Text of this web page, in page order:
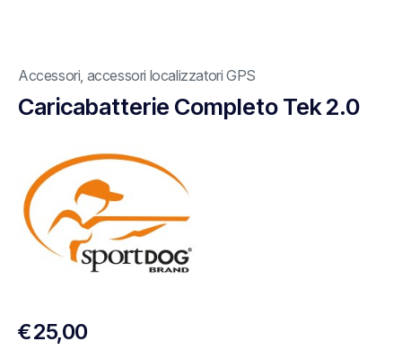
Accessori accessori localizzatori GPS
Caricabatterie Completo Tek 2.0
€25,00